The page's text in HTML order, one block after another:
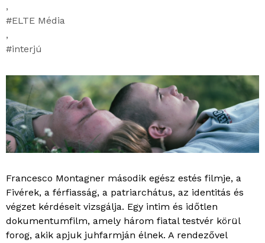
,
ELTE Média
,
interjú
Francesco Montagner második egész estés filmje, a
Fivérek, a férfiasság, a patriarchátus, az identitás és
végzet kérdéseit vizsgálja. Egy intim és időtlen
dokumentumfilm, amely három fiatal testvér körül
forog, akik apjuk juhfarmján élnek. A rendezővel